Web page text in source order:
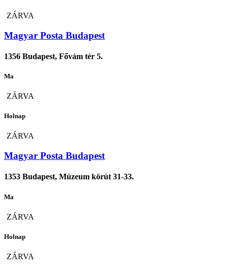
ZÁRVA
Magyar Posta Budapest
1356 Budapest, Fővám tér 5.
Ma
ZÁRVA
Holnap
ZÁRVA
Magyar Posta Budapest
1353 Budapest, Múzeum körút 31-33.
Ma
ZÁRVA
Holnap
ZÁRVA